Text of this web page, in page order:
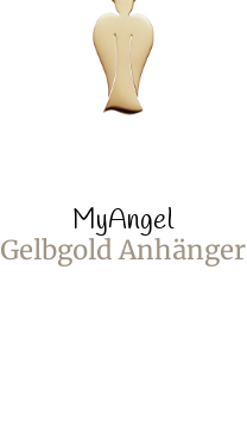
MyAngel
Gelbgold Anhänger